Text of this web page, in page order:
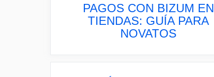
PAGOS CON BIZUM EN
TIENDAS: GUÍA PARA
NOVATOS